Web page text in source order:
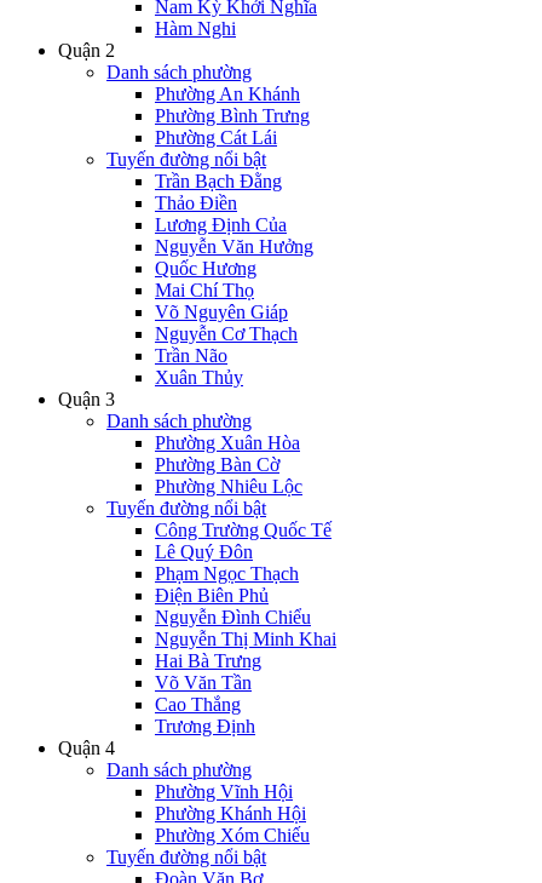
Nam Kỳ Khởi Nghĩa
Hàm Nghi
Quận 2
Danh sách phường
Phường An Khánh
Phường Bình Trưng
Phường Cát Lái
Tuyến đường nổi bật
Trần Bạch Đằng
Thảo Điền
Lương Định Của
Nguyễn Văn Hưởng
Quốc Hương
Mai Chí Thọ
Võ Nguyên Giáp
Nguyễn Cơ Thạch
Trần Não
Xuân Thủy
Quận 3
Danh sách phường
Phường Xuân Hòa
Phường Bàn Cờ
Phường Nhiêu Lộc
Tuyến đường nổi bật
Công Trường Quốc Tế
Lê Quý Đôn
Phạm Ngọc Thạch
Điện Biên Phủ
Nguyễn Đình Chiểu
Nguyễn Thị Minh Khai
Hai Bà Trưng
Võ Văn Tần
Cao Thắng
Trương Định
Quận 4
Danh sách phường
Phường Vĩnh Hội
Phường Khánh Hội
Phường Xóm Chiếu
Tuyến đường nổi bật
Đoàn Văn Bơ